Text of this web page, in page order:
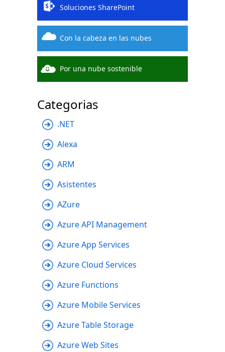
Soluciones SharePoint
Con la cabeza en las nubes
Por una nube sostenible
Categorias
.NET
Alexa
ARM
Asistentes
AZure
Azure API Management
Azure App Services
Azure Cloud Services
Azure Functions
Azure Mobile Services
Azure Table Storage
Azure Web Sites